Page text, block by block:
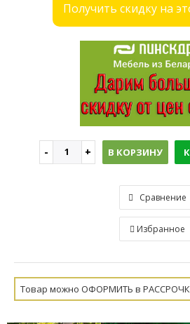
Получить скидку на
В КОРЗИНУ
Сравнение
Избранное
Товар можно ОФОРМИТЬ в